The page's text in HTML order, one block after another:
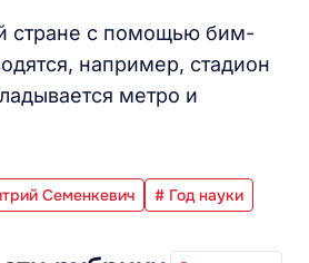
стране с помощью бим-
например, стадион
метро и
Семенкевич # Год науки